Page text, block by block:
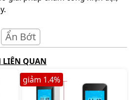
Ẩn Bớt
LIÊN QUAN
giảm 1.4%